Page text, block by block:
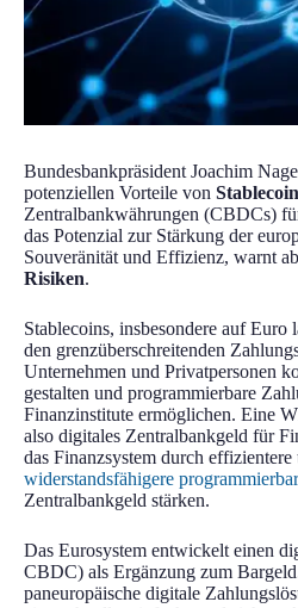
Bundesbankpräsident Joachim
potenziellen Vorteile von
Zentralbankwährungen (CBDCs)
das Potenzial zur Stärkung der
Souveränität und Effizienz, warnt
Risiken.
Stablecoins, insbesondere auf Euro
den grenzüberschreitenden
Unternehmen und Privatpersonen
gestalten und programmierbare
Finanzinstitute ermöglichen. Eine
also digitales Zentralbankgeld für
das Finanzsystem durch effizientere
widerstandsfähigere
Zentralbankgeld stärken.
Das Eurosystem entwickelt einen
CBDC) als Ergänzung zum
paneuropäische digitale